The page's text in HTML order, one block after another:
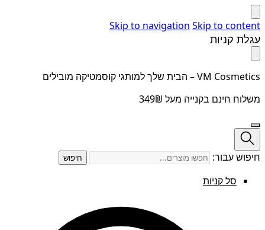
Skip to navigation Skip to content
עגלת קניות
VM Cosmetics – הבית שלך למותגי קוסמטיקה מובילים
משלוח חינם בקנייה מעל 349₪
חיפוש עבור: חיפוש
סל קניות